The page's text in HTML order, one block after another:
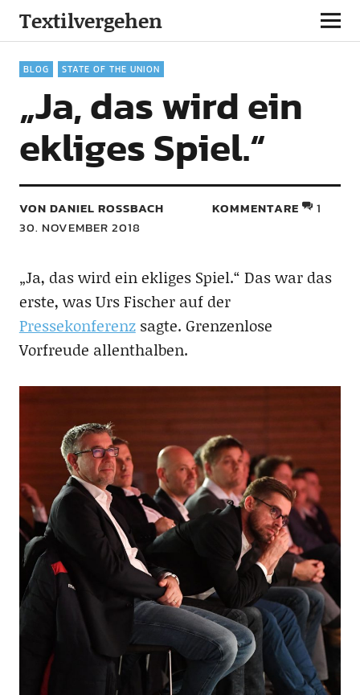
Textilvergehen
BLOG STATE OF THE UNION
„Ja, das wird ein
ekliges Spiel.“
VON DANIEL ROSSBACH
30. NOVEMBER 2018
KOMMENTARE 1
„Ja, das wird ein ekliges Spiel.“ Das war das
erste, was Urs Fischer auf der
Pressekonferenzsagte. Grenzenlose
Vorfreude allenthalben.